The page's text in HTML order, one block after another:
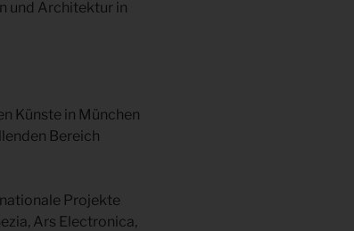
und Architektur in
Künste in München
Bereich
Projekte
Ars Electronica,